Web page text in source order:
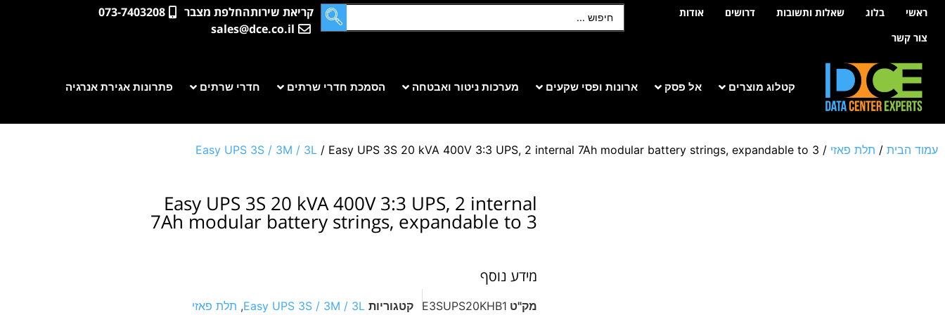
לתוכןראשי בלוג שאלות ותשובות דרושים
אודות
צור קשר
קריאת שירותהחלפת מצבר
073-7403208
sales@dce.co.il
קטלוג מוצרים אל פסק ארונות ופסי שקעים מערכות ניטור ואבטחה הסמכת חדרי שרתים חדרי שרתים פתרונות אגירת אנרגיה
עמוד הבית / תלת פאזי /
Easy UPS 3S / 3M / 3L / Easy UPS 3S 20 kVA 400V 3:3 UPS, 2 internal 7Ah modular battery strings, expandable to 3
Easy UPS 3S 20 kVA 400V 3:3 UPS, 2 internal
7Ah modular battery strings, expandable to 3
מידע נוסף
מק"ט E3SUPS20KHB1 קטגוריות Easy UPS 3S / 3M / 3L
, תלת פאזי